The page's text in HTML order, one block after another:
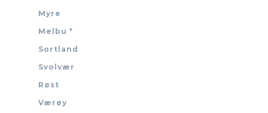
Myre
Melbu *
Sortland
Svolvær
Røst
Værøy